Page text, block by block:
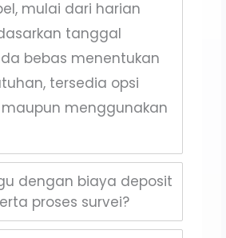
mulai dari harian
tanggal
bebas menentukan
tersedia opsi
menggunakan
dengan biaya deposit
proses survei?